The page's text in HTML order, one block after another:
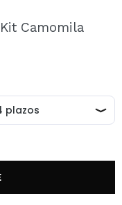
podrás realizar
estado de tus
Camomila